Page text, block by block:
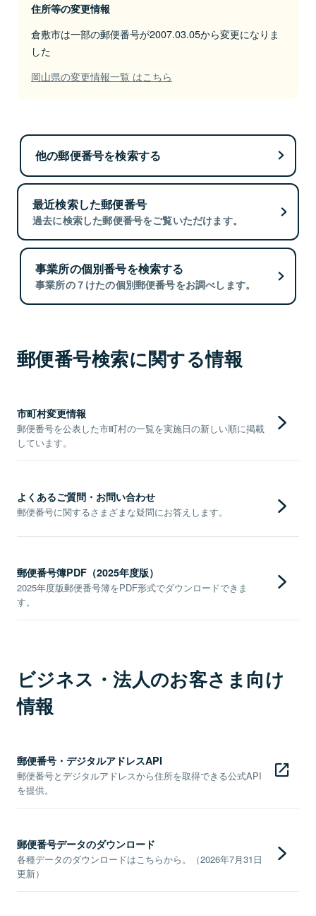
住所等の変更情報
倉敷市は一部の郵便番号が2007.03.05から変更になりま
した
岡山県の変更情報一覧 はこちら
他の郵便番号を検索する
最近検索した郵便番号
過去に検索した郵便番号をご覧いただけます。
事業所の個別番号を検索する
事業所の７けたの個別郵便番号をお調べします。
郵便番号検索に関する情報
市町村変更情報
郵便番号を公表した市町村の一覧を実施日の新しい順に掲載
しています。
よくあるご質問・お問い合わせ
郵便番号に関するさまざまな疑問にお答えします。
郵便番号簿PDF（2025年度版）
2025年度版郵便番号簿をPDF形式でダウンロードできま
す。
ビジネス・法人のお客さま向け
情報
郵便番号・デジタルアドレスAPI
郵便番号とデジタルアドレスから住所を取得できる公式API
を提供。
郵便番号データのダウンロード
各種データのダウンロードはこちらから。（2026年7月31日
更新）